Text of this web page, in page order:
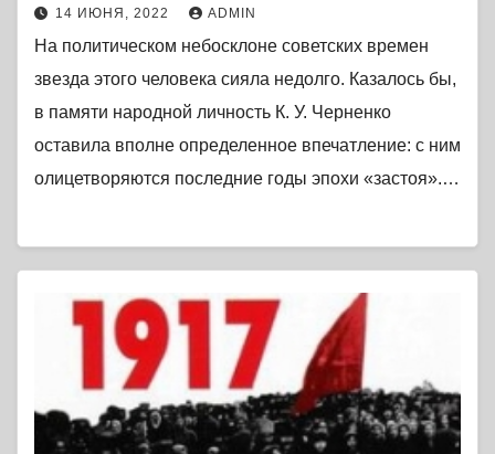
14 ИЮНЯ, 2022 ADMIN
На политическом небосклоне советских времен
звезда этого человека сияла недолго. Казалось бы,
в памяти народной личность К. У. Черненко
оставила вполне определенное впечатление: с ним
олицетворяются последние годы эпохи «застоя».…